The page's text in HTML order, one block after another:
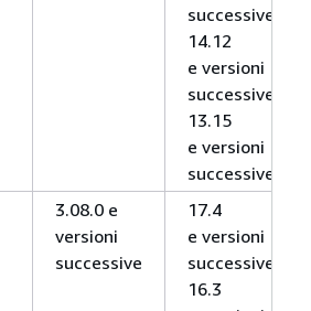
successive,
14.12
e versioni
successive,
13.15
e versioni
successive
3.08.0 e
versioni
successive
17.4
e versioni
successive,
16.3